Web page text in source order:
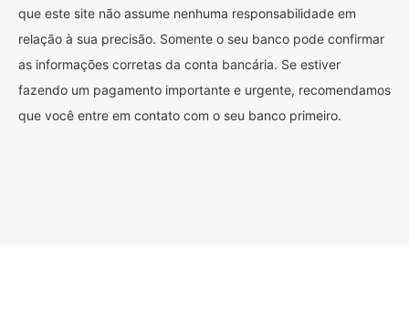
que este site não assume nenhuma responsabilidade em
relação à sua precisão. Somente o seu banco pode confirmar
as informações corretas da conta bancária. Se estiver
fazendo um pagamento importante e urgente, recomendamos
que você entre em contato com o seu banco primeiro.